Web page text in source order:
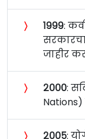
〉 १९९९:
जाहीर
〉 २०००:
Nations)
〉 २००५: